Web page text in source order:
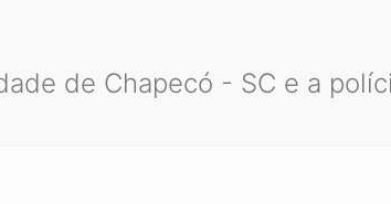
de Chapecó - SC e a